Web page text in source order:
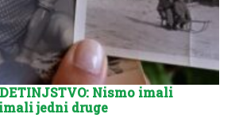
Nismo imali
jedni druge